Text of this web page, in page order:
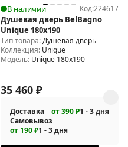
В наличии Код:224617
Душевая дверь BelBagno
Unique 180х190
Тип товара:Душевая дверь
Коллекция: Unique
Модель: Unique 180х190
35 460 ₽
Доставка от 390 ₽1 - 3 дня
Самовывоз
от 190 ₽1 - 3 дня